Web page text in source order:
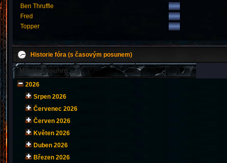
Ben Thruffle
Fred
Topper
Historie fóra (s časovým posunem)
Měsíční souhrn
2026
Srpen 2026
Červenec 2026
Červen 2026
Květen 2026
Duben 2026
Březen 2026